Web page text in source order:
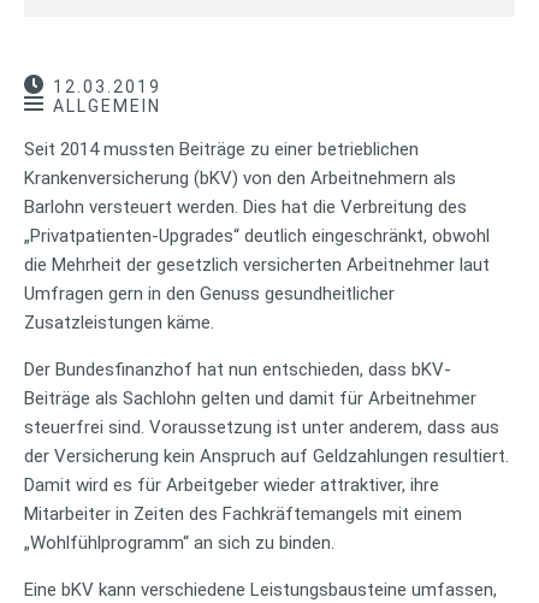
12.03.2019
ALLGEMEIN
Seit 2014 mussten Beiträge zu einer betrieblichen
Krankenversicherung (bKV) von den Arbeitnehmern als
Barlohn versteuert werden. Dies hat die Verbreitung des
„Privatpatienten-Upgrades“ deutlich eingeschränkt, obwohl
die Mehrheit der gesetzlich versicherten Arbeitnehmer laut
Umfragen gern in den Genuss gesundheitlicher
Zusatzleistungen käme.
Der Bundesfinanzhof hat nun entschieden, dass bKV-
Beiträge als Sachlohn gelten und damit für Arbeitnehmer
steuerfrei sind. Voraussetzung ist unter anderem, dass aus
der Versicherung kein Anspruch auf Geldzahlungen resultiert.
Damit wird es für Arbeitgeber wieder attraktiver, ihre
Mitarbeiter in Zeiten des Fachkräftemangels mit einem
„Wohlfühlprogramm“ an sich zu binden.
Eine bKV kann verschiedene Leistungsbausteine umfassen,